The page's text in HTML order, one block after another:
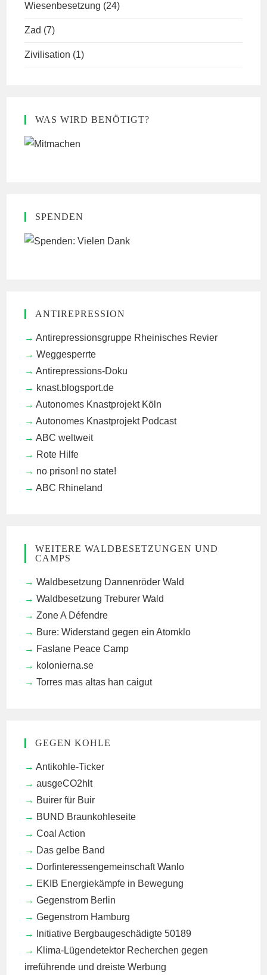
Wiesenbesetzung (24)
Zad (7)
Zivilisation (1)
WAS WIRD BENÖTIGT?
SPENDEN
ANTIREPRESSION
Antirepressionsgruppe Rheinisches Revier
Weggesperrte
Antirepressions-Doku
knast.blogsport.de
Autonomes Knastprojekt Köln
Autonomes Knastprojekt Podcast
ABC weltweit
Rote Hilfe
no prison! no state!
ABC Rhineland
WEITERE WALDBESETZUNGEN UND
CAMPS
Waldbesetzung Dannenröder Wald
Waldbesetzung Treburer Wald
Zone A Défendre
Bure: Widerstand gegen ein Atomklo
Faslane Peace Camp
kolonierna.se
Torres mas altas han caigut
GEGEN KOHLE
Antikohle-Ticker
ausgeCO2hlt
Buirer für Buir
BUND Braunkohleseite
Coal Action
Das gelbe Band
Dorfinteressengemeinschaft Wanlo
EKIB Energiekämpfe in Bewegung
Gegenstrom Berlin
Gegenstrom Hamburg
Initiative Bergbaugeschädigte 50189
Klima-Lügendetektor Recherchen gegen
irreführende und dreiste Werbung